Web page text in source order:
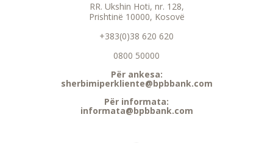
RR. Ukshin Hoti, nr. 128,
Prishtinë 10000, Kosovë
+383(0)38 620 620
0800 50000
Për ankesa:
sherbimiperkliente@bpbbank.com
Për informata:
informata@bpbbank.com